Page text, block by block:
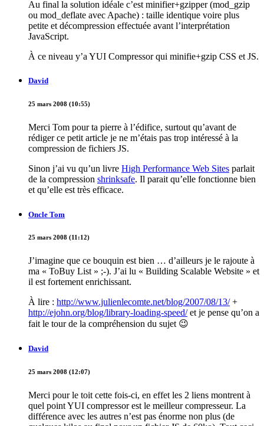
Au final la solution idéale c’est minifier+gzipper (mod_gzip
ou mod_deflate avec Apache) : taille identique voire plus
petite et décompression effectuée avant l’interprétation
JavaScript.
À ce niveau y’a YUI Compressor qui minifie+gzip CSS et JS.
David
25 mars 2008 (10:55)
Merci Tom pour ta pierre à l’édifice, surtout qu’avant de
rédiger ce petit article je ne m’étais pas trop intéressé à la
compression de fichiers JS.
Sinon j’ai vu qu’un livre High Performance Web Sites parlait
de la compression shrinksafe. Il parait qu’elle fonctionne bien
et qu’elle est très efficace.
Oncle Tom
25 mars 2008 (11:12)
J’imagine que ce bouquin est bien … d’ailleurs je le rajoute à
ma « ToBuy List » ;-). J’ai lu « Building Scalable Website » et
il est fortement enrichissant.
À lire : http://www.julienlecomte.net/blog/2007/08/13/+
http://ejohn.org/blog/library-loading-speed/et je pense qu’on a
fait le tour de la compréhension du sujet 😉
David
25 mars 2008 (12:07)
Merci pour le toit cette fois-ci, en effet les 2 liens montrent à
quel point YUI compressor est le meilleur compresseur. La
différence avec les autres n’est pas énorme non plus (de